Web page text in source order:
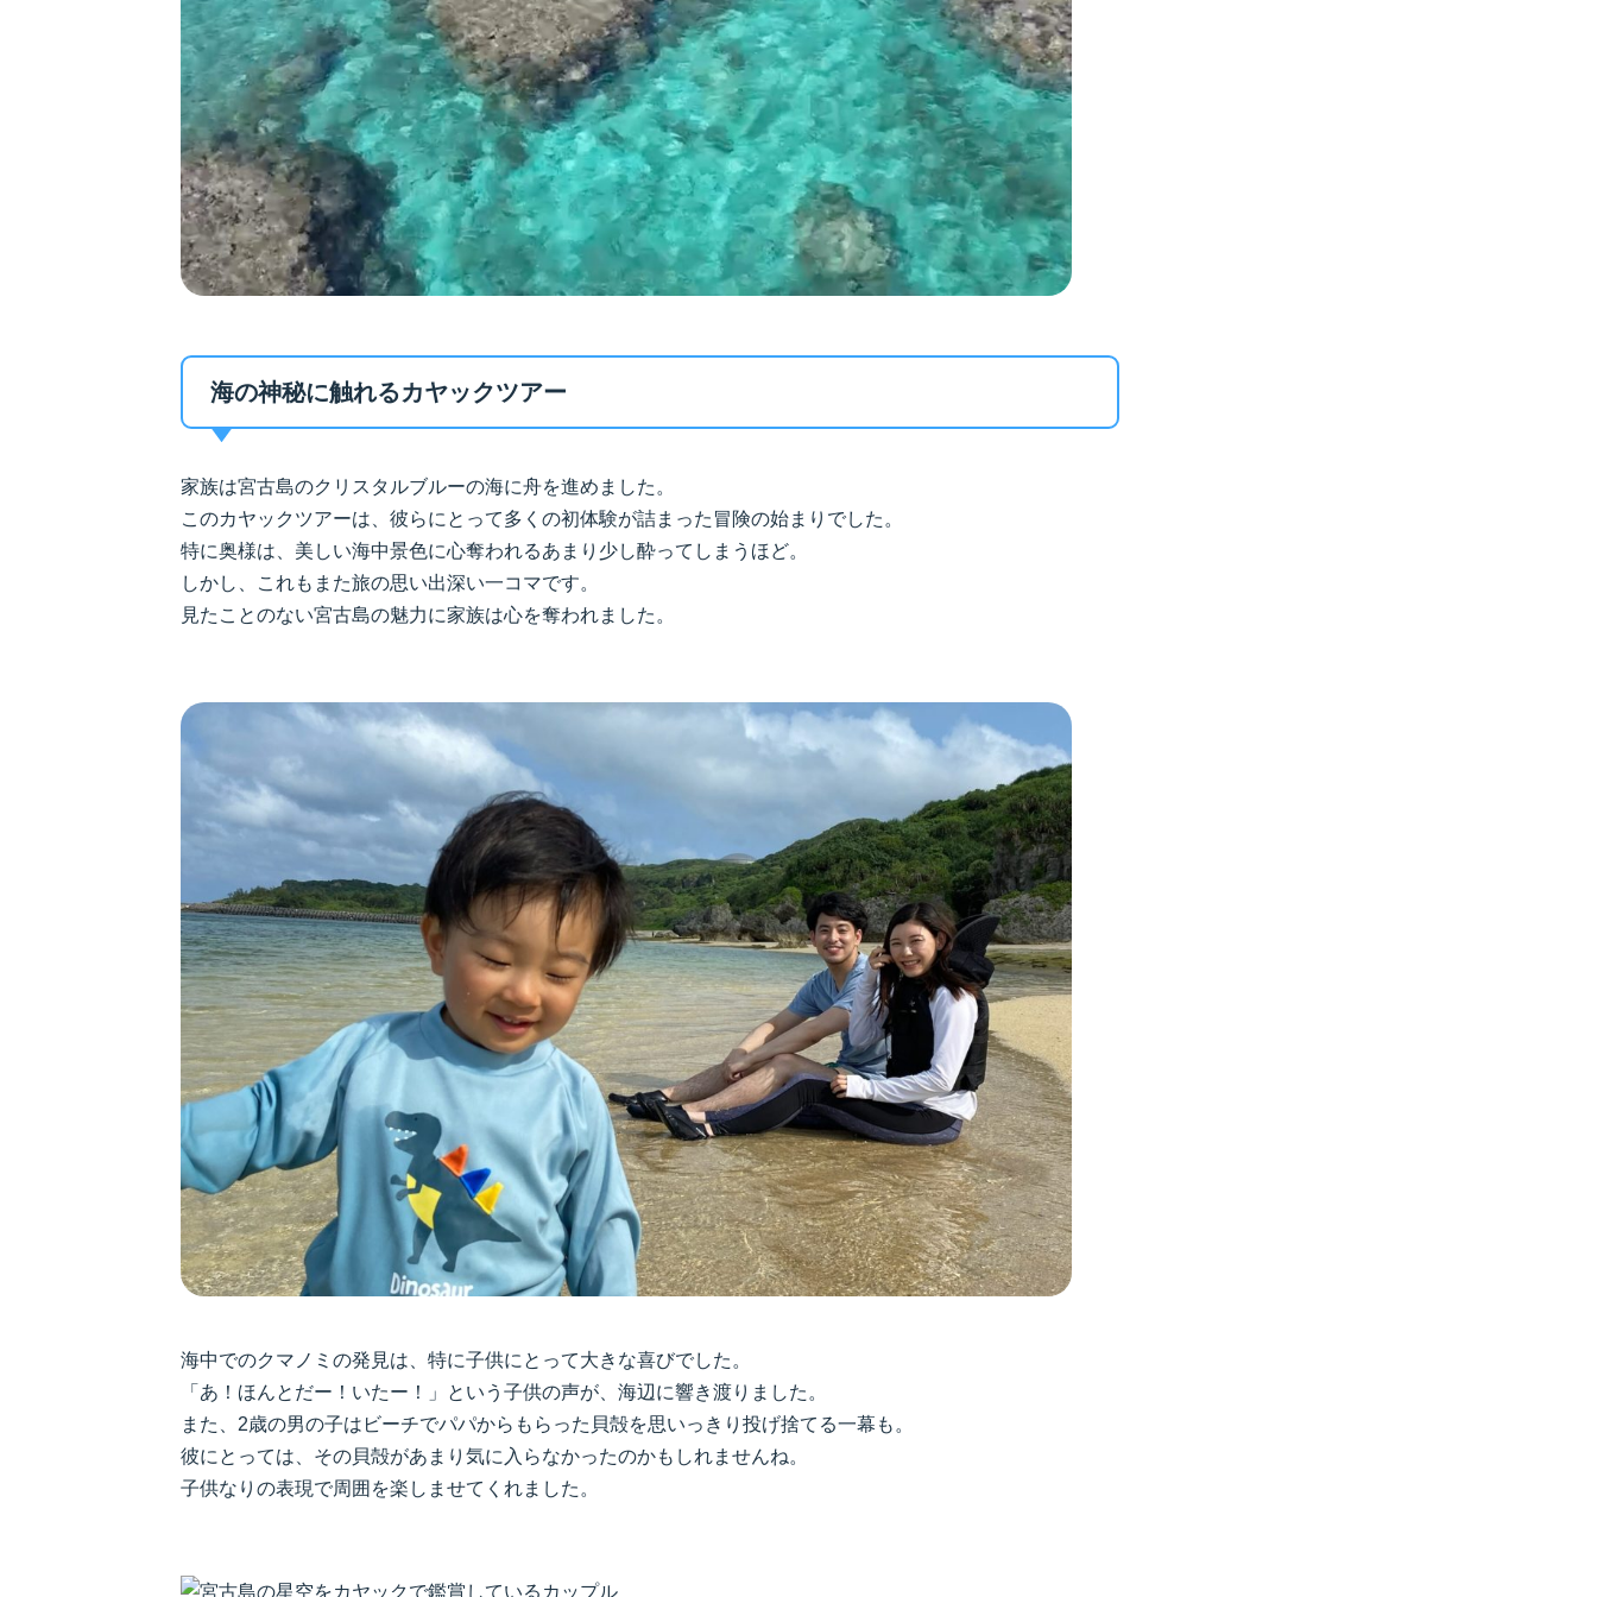
海の神秘に触れるカヤックツアー
家族は宮古島のクリスタルブルーの海に舟を進めました。
このカヤックツアーは、彼らにとって多くの初体験が詰まった冒険の始まりでした。
特に奥様は、美しい海中景色に心奪われるあまり少し酔ってしまうほど。
しかし、これもまた旅の思い出深い一コマです。
見たことのない宮古島の魅力に家族は心を奪われました。
海中でのクマノミの発見は、特に子供にとって大きな喜びでした。
「あ！ほんとだー！いたー！」という子供の声が、海辺に響き渡りました。
また、2歳の男の子はビーチでパパからもらった貝殻を思いっきり投げ捨てる一幕も。
彼にとっては、その貝殻があまり気に入らなかったのかもしれませんね。
子供なりの表現で周囲を楽しませてくれました。